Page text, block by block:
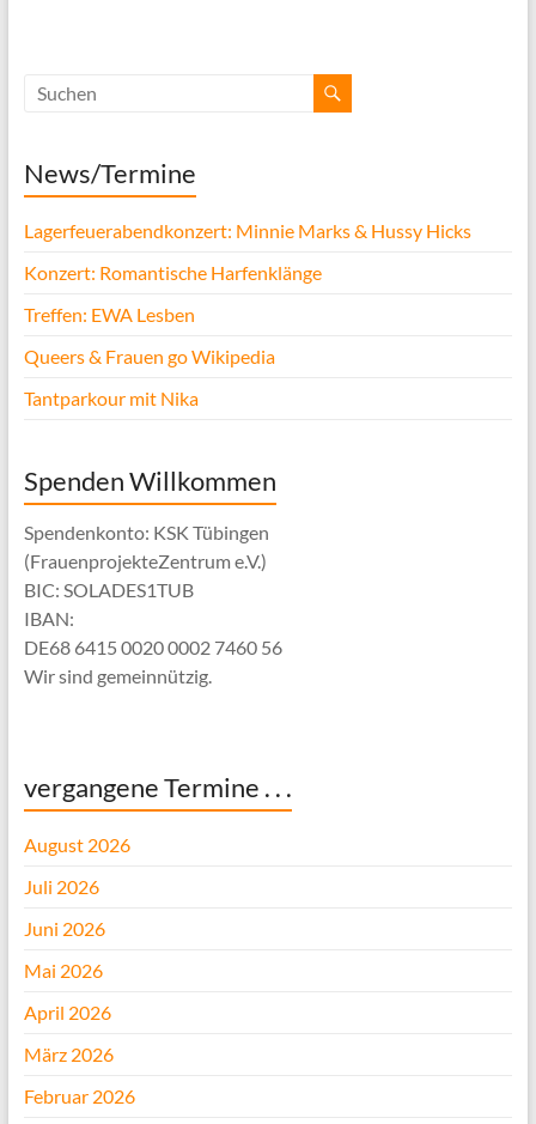
News/Termine
Lagerfeuerabendkonzert: Minnie Marks & Hussy Hicks
Konzert: Romantische Harfenklänge
Treffen: EWA Lesben
Queers & Frauen go Wikipedia
Tantparkour mit Nika
Spenden Willkommen
Spendenkonto: KSK Tübingen
(FrauenprojekteZentrum e.V.)
BIC: SOLADES1TUB
IBAN:
DE68 6415 0020 0002 7460 56
Wir sind gemeinnützig.
vergangene Termine . . .
August 2026
Juli 2026
Juni 2026
Mai 2026
April 2026
März 2026
Februar 2026